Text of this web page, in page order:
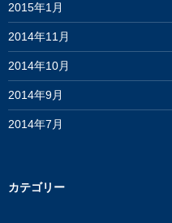
2015年1月
2014年11月
2014年10月
2014年9月
2014年7月
カテゴリー